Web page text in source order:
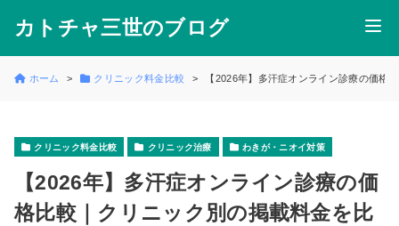
カトチャ三世のブログ
ホーム クリニック料金比較 【2026年】多汗症オンライン診療の価格
クリニック料金比較 クリニック治療 わきが・ニオイ対策
【2026年】多汗症オンライン診療の価
格比較｜クリニック別の掲載料金を比